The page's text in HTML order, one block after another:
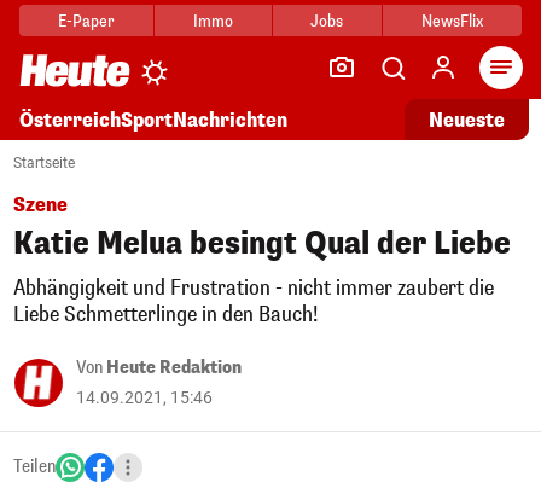
E-Paper Immo Jobs NewsFlix
ÖsterreichSportNachrichten Neueste
Startseite
Szene
Katie Melua besingt Qual der Liebe
Abhängigkeit und Frustration - nicht immer zaubert die
Liebe Schmetterlinge in den Bauch!
Von Heute Redaktion
14.09.2021, 15:46
Teilen